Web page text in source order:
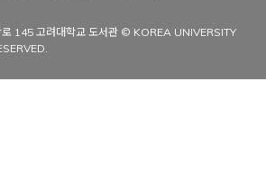
145 고려대학교 도서관 © KOREA UNIVERSITY